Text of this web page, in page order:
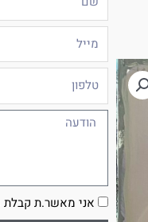
טלפון
הודעה
הסכמה
אני מאשר.ת קבלת